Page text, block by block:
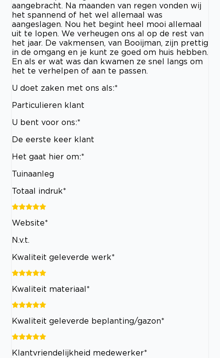
aangebracht. Na maanden van regen vonden wij
het spannend of het wel allemaal was
aangeslagen. Nou het begint heel mooi allemaal
uit te lopen. We verheugen ons al op de rest van
het jaar. De vakmensen, van Booijman, zijn prettig
in de omgang en je kunt ze goed om huis hebben.
En als er wat was dan kwamen ze snel langs om
het te verhelpen of aan te passen.
U doet zaken met ons als:*
Particulieren klant
U bent voor ons:*
De eerste keer klant
Het gaat hier om:*
Tuinaanleg
Totaal indruk*
Website*
N.v.t.
Kwaliteit geleverde werk*
Kwaliteit materiaal*
Kwaliteit geleverde beplanting/gazon*
Klantvriendelijkheid medewerker*